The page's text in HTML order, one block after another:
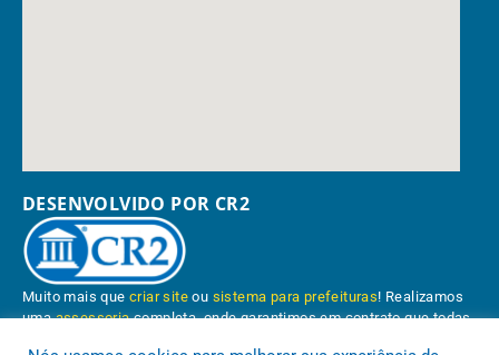
DESENVOLVIDO POR CR2
Muito mais quecriar site ou sistema para prefeituras! Realizamos
umaassessoriacompleta, onde garantimos em contrato que todas